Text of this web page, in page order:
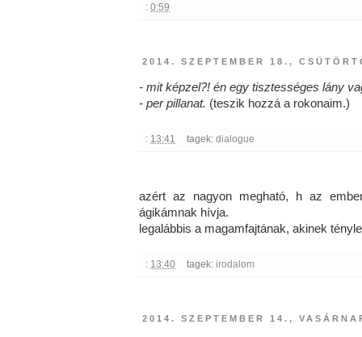
: 0:59
2014. SZEPTEMBER 18.,
- mit képzel?! én egy tisztességes lány
- per pillanat. (teszik hozzá a rokonaim.)
: 13:41 tagek: dialogue
azért az nagyon megható, h az
ágikámnak hívja.
legalábbis a magamfajtának, akinek
: 13:40 tagek: irodalom
2014. SZEPTEMBER 14.,